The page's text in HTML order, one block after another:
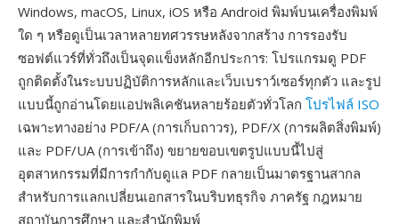
Windows, macOS, Linux, iOS หรือ Android พิมพ์บนเครื่องพิมพ์
ใด ๆ หรือดูเป็นเวลาหลายทศวรรษหลังจากสร้าง การรองรับ
ซอฟต์แวร์ที่ทั่วถึงเป็นจุดแข็งหลักอีกประการ: โปรแกรมดู PDF
ถูกติดตั้งในระบบปฏิบัติการหลักและเว็บเบราว์เซอร์ทุกตัว และรูป
แบบนี้ถูกอ่านโดยแอปพลิเคชันหลายร้อยตัวทั่วโลก โปรไฟล์ ISO
เฉพาะทางอย่าง PDF/A (การเก็บถาวร), PDF/X (การผลิตสิ่งพิมพ์)
และ PDF/UA (การเข้าถึง) ขยายขอบเขตรูปแบบนี้ไปสู่
อุตสาหกรรมที่มีการกำกับดูแล PDF กลายเป็นมาตรฐานสากล
สำหรับการแลกเปลี่ยนเอกสารในบริบทธุรกิจ ภาครัฐ กฎหมาย
สถาบันการศึกษา และสำนักพิมพ์